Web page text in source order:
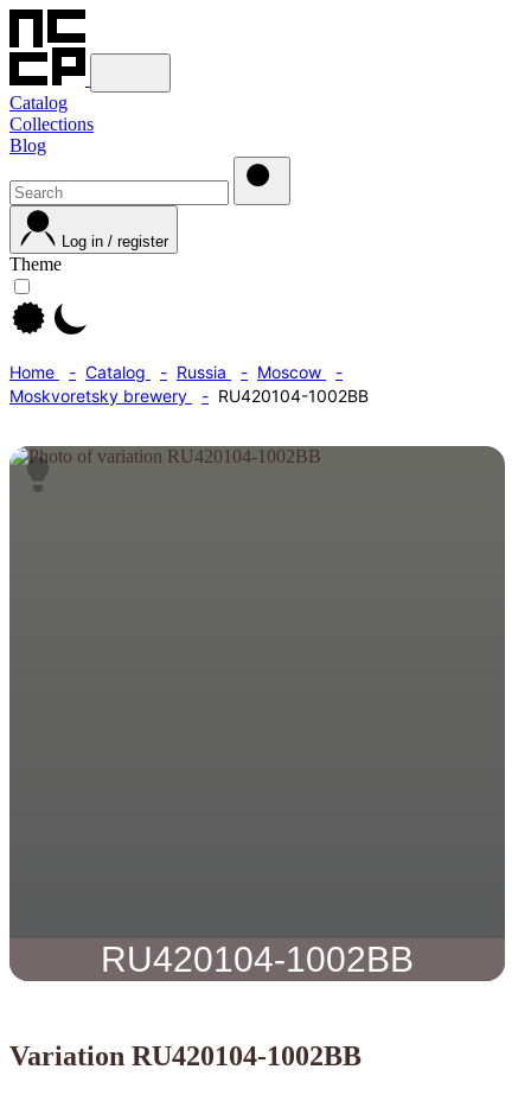
Catalog
Collections
Blog
Log in / register
Theme
Home Catalog Russia
Moscow
Moskvoretsky brewery
RU420104-1002BB
RU420104-1002BB
Variation RU420104-1002BB